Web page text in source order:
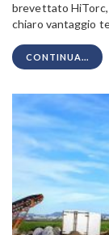
brevettato HiTorc,
chiaro vantaggio
CONTINUA...